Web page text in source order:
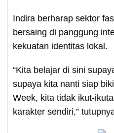
Indira berharap sektor
bersaing di panggung
kekuatan identitas lokal.
“Kita belajar di sini
supaya kita nanti siap
Week, kita tidak ikut-
karakter sendiri,”